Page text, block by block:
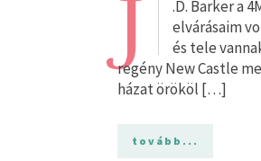
J
.D. Barker a
elvárásaim
és tele
regény New Castle
házat örököl […]
tovább...